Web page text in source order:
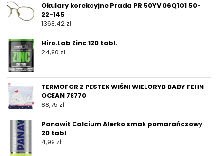
Okulary korekcyjne Prada PR 50YV 06Q1O1 50-
22-145
1368,42 zł
Hiro.Lab Zinc 120 tabl.
24,90 zł
TERMOFOR Z PESTEK WIŚNI WIELORYB BABY FEHN
OCEAN 78770
88,75 zł
Panawit Calcium Alerko smak pomarańczowy
20 tabl
4,99 zł